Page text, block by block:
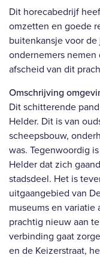
Dit horecabedrijf
omzetten en goede
buitenkansje voor
ondernemers
afscheid van dit
Omschrijving
Dit schitterende
Helder. Dit is van
scheepsbouw,
was. Tegenwoordig
Helder dat zich
stadsdeel. Het is
uitgaangebied van
museums en
prachtig nieuw aan
verbinding gaat
en de Keizerstraat,